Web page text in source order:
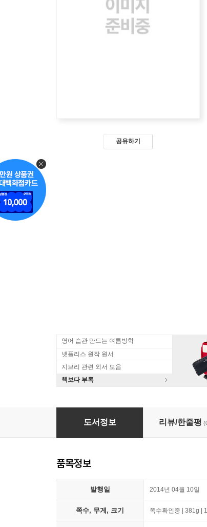
공유하기
영어 습관 만드는 여름방학
넷플리스 원작 원서
지브리 관련 외서 모음
책보다 부록
Alex Through the Looking-Glass
도서정보 리뷰/한줄평
품목정보
발행일 2014년 04월 10일
쪽수, 무게, 크기 쪽수확인중 | 381g |